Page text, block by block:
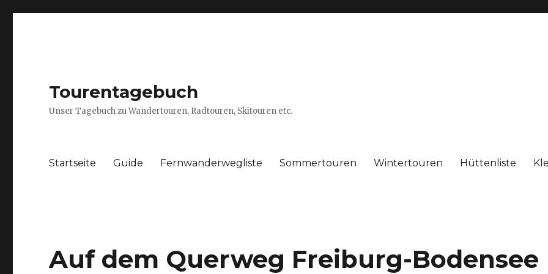
Tourentagebuch
Unser Tagebuch zu Wandertouren, Radtouren, Skitouren etc.
Startseite Guide Fernwanderwegliste Sommertouren Wintertouren Hüttenliste
Auf dem Querweg Freiburg-Bodensee